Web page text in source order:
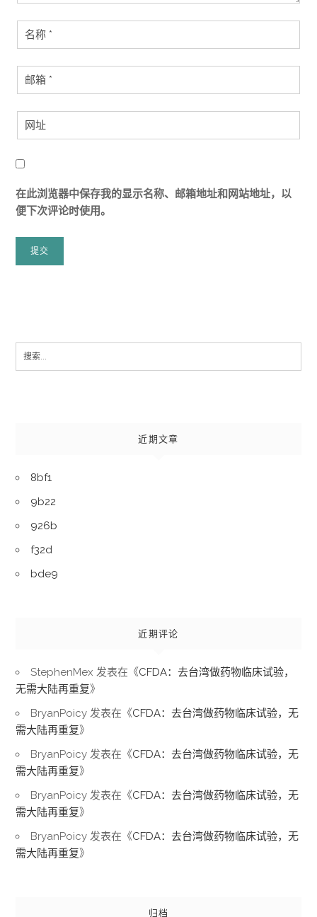
在此浏览器中保存我的显示名称、邮箱地址和网站地址，以
便下次评论时使用。
Search
近期文章
8bf1
9b22
926b
f32d
bde9
近期评论
StephenMex 发表在《CFDA：去台湾做药物临床试验，
无需大陆再重复》
BryanPoicy 发表在《CFDA：去台湾做药物临床试验，无
需大陆再重复》
BryanPoicy 发表在《CFDA：去台湾做药物临床试验，无
需大陆再重复》
BryanPoicy 发表在《CFDA：去台湾做药物临床试验，无
需大陆再重复》
BryanPoicy 发表在《CFDA：去台湾做药物临床试验，无
需大陆再重复》
归档